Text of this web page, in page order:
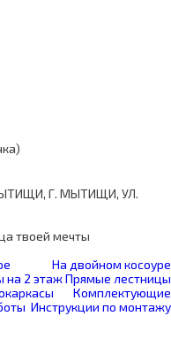
Г. МЫТИЩИ, УЛ.
твоей мечты
На двойном косоуре
на 2 этаж Прямые лестницы
Комплектующие
Инструкции по монтажу